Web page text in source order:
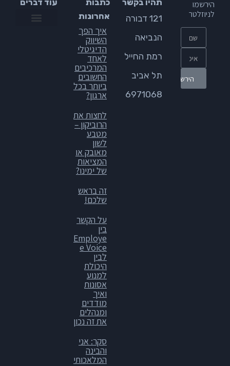
עוד דברים
כתבות
אחרונות
איך הפך
השיווק
הדיגיטלי
לאחד
המרכיבים
החשובים
ביותר בכל
ארגון?
לחצות את
הרוביקון –
מטבע
לשון
מאובק או
המציאות
של ימינו?
זה בראש
שלכם!
על הקשר
בין
Employe
e Voice
לבין
היכולת
למנוע
אסונות
ואיך
מודדים
ומנהלים
את זה נכון
סקר: אני
והבינה
המלאכותי
תהיו בקשר
121 דבורה
הנביאה
רמת החייל
תל אביב
6971068
הירשמו
לניוזלטר